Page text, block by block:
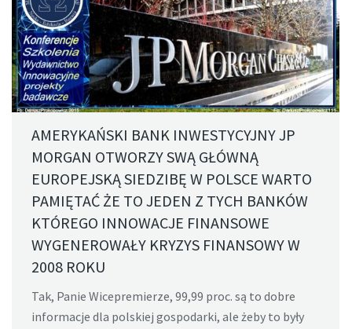
AMERYKAŃSKI BANK INWESTYCYJNY JP
MORGAN OTWORZY SWĄ GŁÓWNĄ
EUROPEJSKĄ SIEDZIBĘ W POLSCE WARTO
PAMIĘTAĆ ŻE TO JEDEN Z TYCH BANKÓW
KTÓREGO INNOWACJE FINANSOWE
WYGENEROWAŁY KRYZYS FINANSOWY W
2008 ROKU
Tak, Panie Wicepremierze, 99,99 proc. są to dobre
informacje dla polskiej gospodarki, ale żeby to były